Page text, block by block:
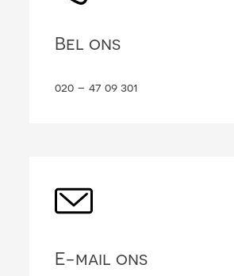
Bel ons
020 – 47 09 301
E-mail ons